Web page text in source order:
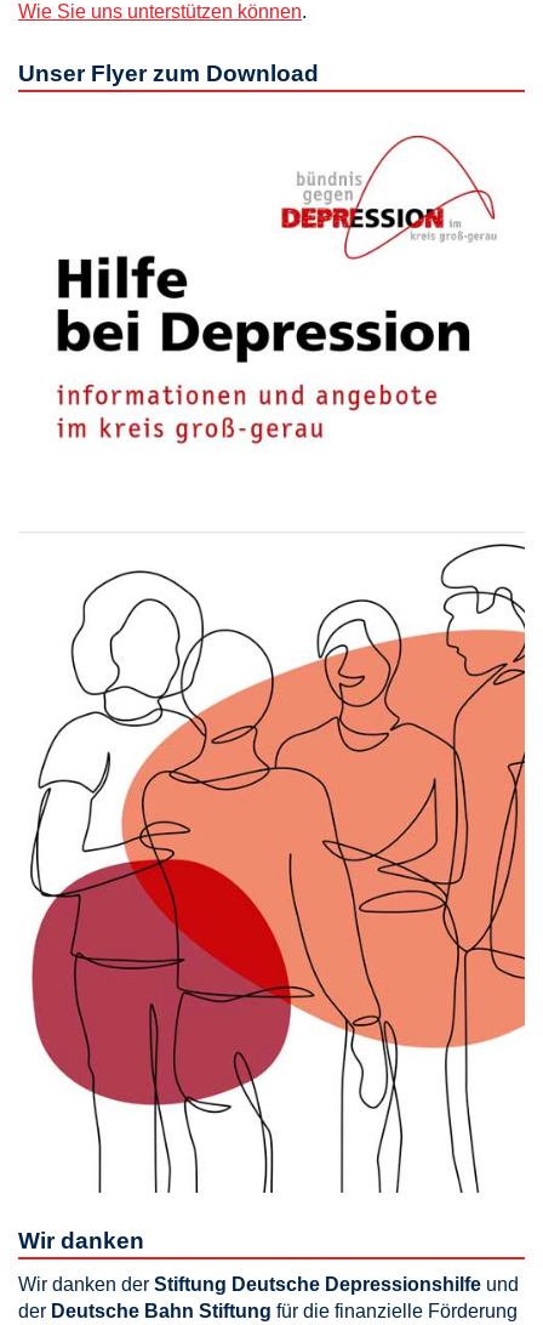
Wie Sie uns unterstützen können.
Unser Flyer zum Download
Wir danken
Wir danken der Stiftung Deutsche Depressionshilfe und
der Deutsche Bahn Stiftung für die finanzielle Förderung